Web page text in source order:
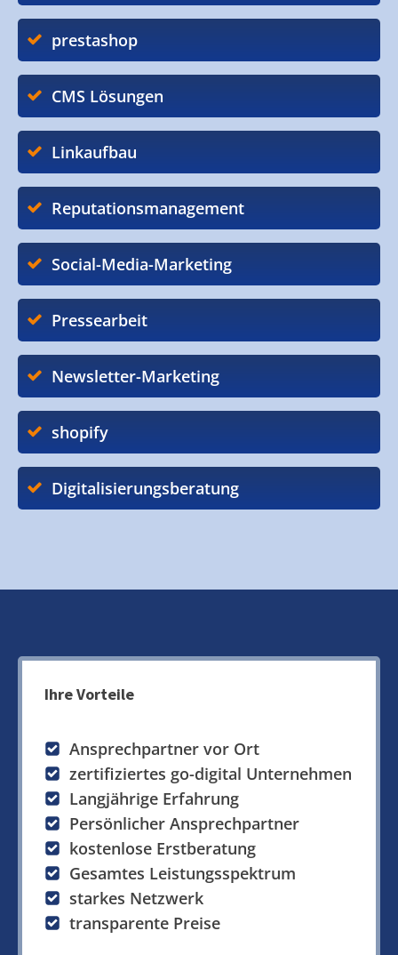
prestashop
CMS Lösungen
Linkaufbau
Reputationsmanagement
Social-Media-Marketing
Pressearbeit
Newsletter-Marketing
shopify
Digitalisierungsberatung
Ihre Vorteile
Ansprechpartner vor Ort
zertifiziertes go-digital Unternehmen
Langjährige Erfahrung
Persönlicher Ansprechpartner
kostenlose Erstberatung
Gesamtes Leistungsspektrum
starkes Netzwerk
transparente Preise